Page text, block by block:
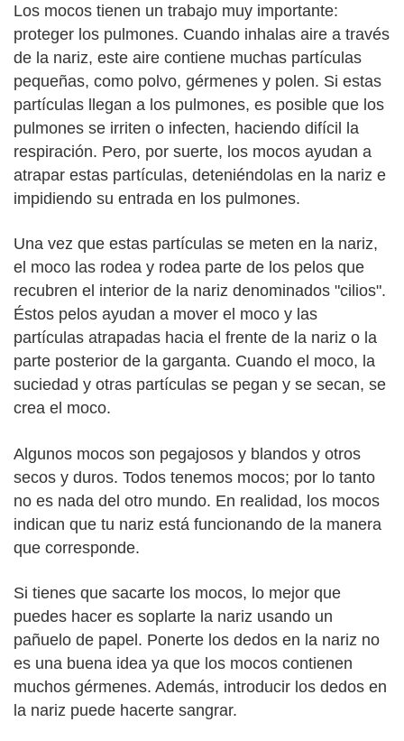
Los mocos tienen un trabajo muy importante:
proteger los pulmones. Cuando inhalas aire a través
de la nariz, este aire contiene muchas partículas
pequeñas, como polvo, gérmenes y polen. Si estas
partículas llegan a los pulmones, es posible que los
pulmones se irriten o infecten, haciendo difícil la
respiración. Pero, por suerte, los mocos ayudan a
atrapar estas partículas, deteniéndolas en la nariz e
impidiendo su entrada en los pulmones.
Una vez que estas partículas se meten en la nariz,
el moco las rodea y rodea parte de los pelos que
recubren el interior de la nariz denominados "cilios".
Éstos pelos ayudan a mover el moco y las
partículas atrapadas hacia el frente de la nariz o la
parte posterior de la garganta. Cuando el moco, la
suciedad y otras partículas se pegan y se secan, se
crea el moco.
Algunos mocos son pegajosos y blandos y otros
secos y duros. Todos tenemos mocos; por lo tanto
no es nada del otro mundo. En realidad, los mocos
indican que tu nariz está funcionando de la manera
que corresponde.
Si tienes que sacarte los mocos, lo mejor que
puedes hacer es soplarte la nariz usando un
pañuelo de papel. Ponerte los dedos en la nariz no
es una buena idea ya que los mocos contienen
muchos gérmenes. Además, introducir los dedos en
la nariz puede hacerte sangrar.